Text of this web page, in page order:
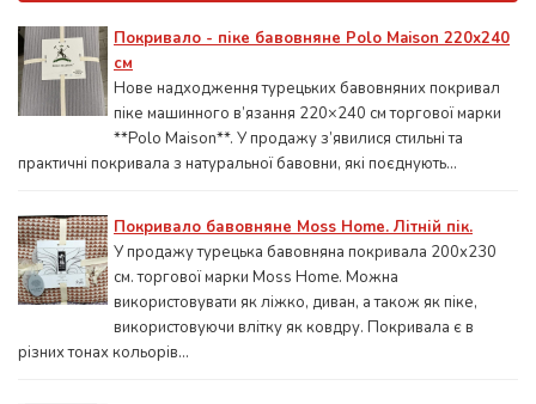
Покривало - піке бавовняне Polo Maison 220х240
см
Нове надходження турецьких бавовняних покривал
піке машинного в’язання 220×240 см торгової марки
**Polo Maison**. У продажу з’явилися стильні та
практичні покривала з натуральної бавовни, які поєднують...
Покривало бавовняне Moss Home. Літній пік.
У продажу турецька бавовняна покривала 200x230
см. торгової марки Moss Home. Можна
використовувати як ліжко, диван, а також як піке,
використовуючи влітку як ковдру. Покривала є в
різних тонах кольорів...